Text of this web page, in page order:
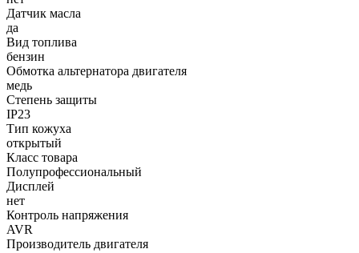
Датчик масла
да
Вид топлива
бензин
Обмотка альтернатора двигателя
медь
Степень защиты
IP23
Тип кожуха
открытый
Класс товара
Полупрофессиональный
Дисплей
нет
Контроль напряжения
AVR
Производитель двигателя